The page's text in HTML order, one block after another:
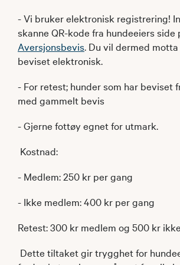
- Vi bruker elektronisk registrering!
skanne QR-kode fra hundeeiers side
Aversjonsbevis. Du vil dermed
beviset elektronisk.
- For retest; hunder som har beviset
med gammelt bevis
- Gjerne fottøy egnet for utmark.
Kostnad:
- Medlem: 250 kr per gang
- Ikke medlem: 400 kr per gang
Retest: 300 kr medlem og 500 kr
Dette tiltaket gir trygghet for